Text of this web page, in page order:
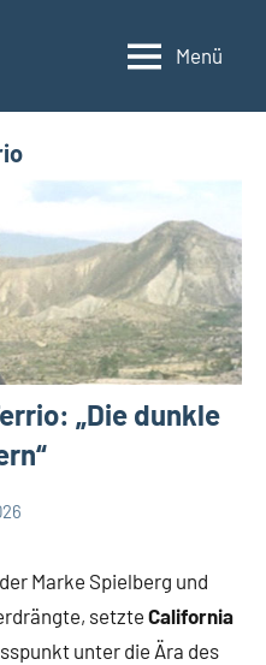
Menü
„Die dunkle
Marke Spielberg und
setzte California
unter die Ära des